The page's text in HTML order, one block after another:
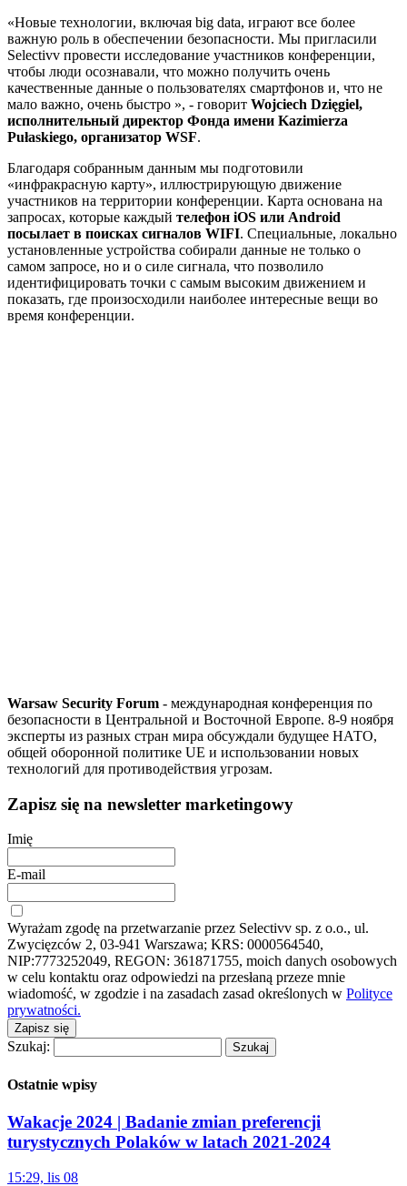
«Новые технологии, включая big data, играют все более
важную роль в обеспечении безопасности. Мы пригласили
Selectivv провести исследование участников конференции,
чтобы люди осознавали, что можно получить очень
качественные данные о пользователях смартфонов и, что не
мало важно, очень быстро », - говорит Wojciech Dzięgiel,
исполнительный директор Фонда имени Kazimierza
Pułaskiego, организатор WSF.
Благодаря собранным данным мы подготовили
«инфракрасную карту», иллюстрирующую движение
участников на территории конференции. Карта основана на
запросах, которые каждый телефон iOS или Android
посылает в поисках сигналов WIFI. Специальные, локально
установленные устройства собирали данные не только о
самом запросе, но и о силе сигнала, что позволило
идентифицировать точки с самым высоким движением и
показать, где произосходили наиболее интересные вещи во
время конференции.
Warsaw Security Forum - международная конференция по
безопасности в Центральной и Восточной Европе. 8-9 ноября
эксперты из разных стран мира обсуждали будущее НАТО,
общей оборонной политике UE и использовании новых
технологий для противодействия угрозам.
Zapisz się na newsletter marketingowy
Imię
E-mail
Wyrażam zgodę na przetwarzanie przez Selectivv sp. z o.o., ul.
Zwycięzców 2, 03-941 Warszawa; KRS: 0000564540,
NIP:7773252049, REGON: 361871755, moich danych osobowych
w celu kontaktu oraz odpowiedzi na przesłaną przeze mnie
wiadomość, w zgodzie i na zasadach zasad określonych w Polityce
prywatności.
Zapisz się
Szukaj:
Ostatnie wpisy
Wakacje 2024 | Badanie zmian preferencji
turystycznych Polaków w latach 2021-2024
15:29, lis 08